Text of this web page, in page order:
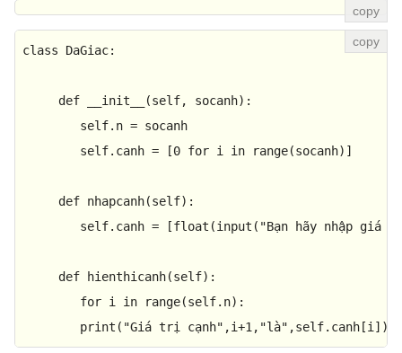
class DaGiac:
def __init__ (self, socanh):
        self.n = socanh
        self.canh = [
0 for i in range(socanh)]
def nhapcanh(self):
        self.canh = [
float (input ( "Bạn hãy nhập giá
def hienthicanh(self):
for i in range(self.n):
print ( "Giá trị cạnh" ,i+1 , "là" ,self.canh[i])